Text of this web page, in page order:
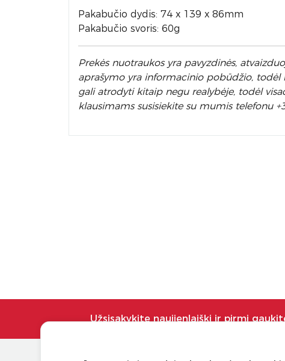
Pakabučio dydis: 74 x 139 x 86mm
Pakabučio svoris: 60g
Prekės nuotraukos yra pavyzdinės,
aprašymo yra informacinio pobūdžio, todėl
gali atrodyti kitaip negu realybėje, todėl
klausimams susisiekite su mumis telefonu
Užsisakykite naujienlaiškį ir pirmi